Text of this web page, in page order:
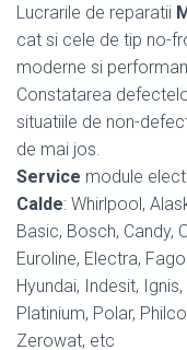
Lucrarile de reparatii
cat si cele de tip no-
moderne si
Constatarea
situatiile de non-
de mai jos.
Service module
Calde: Whirlpool,
Basic, Bosch, Candy,
Euroline, Electra,
Hyundai, Indesit,
Platinium, Polar,
Zerowat, etc